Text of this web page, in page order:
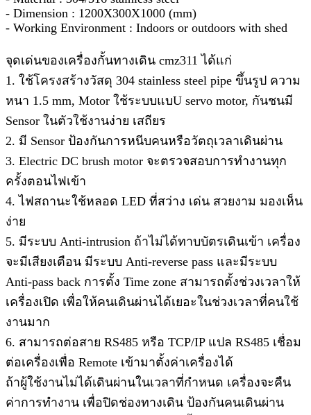
- Dimension : 1200X300X1000 (mm)
- Working Environment : Indoors or outdoors with shed
จุดเด่นของเครื่องกั้นทางเดิน cmz311 ได้แก่
1. ใช้โครงสร้างวัสดุ 304 stainless steel pipe ขึ้นรูป ความ
หนา 1.5 mm, Motor ใช้ระบบแบU servo motor, กันชนมี
Sensor ในตัวใช้งานง่าย เสถียร
2. มี Sensor ป้องกันการหนีบคนหรือวัตถุเวลาเดินผ่าน
3. Electric DC brush motor จะตรวจสอบการทำงานทุก
ครั้งตอนไฟเข้า
4. ไฟสถานะใช้หลอด LED ที่สว่าง เด่น สวยงาม มองเห็น
ง่าย
5. มีระบบ Anti-intrusion ถ้าไม่ได้ทาบบัตรเดินเข้า เครื่อง
จะมีเสียงเตือน มีระบบ Anti-reverse pass และมีระบบ
Anti-pass back การตั้ง Time zone สามารถตั้งช่วงเวลาให้
เครื่องเปิด เพื่อให้คนเดินผ่านได้เยอะในช่วงเวลาที่คนใช้
งานมาก
6. สามารถต่อสาย RS485 หรือ TCP/IP แปล RS485 เชื่อม
ต่อเครื่องเพื่อ Remote เข้ามาตั้งค่าเครื่องได้
ถ้าผู้ใช้งานไม่ได้เดินผ่านในเวลาที่กำหนด เครื่องจะคืน
ค่าการทำงาน เพื่อปิดช่องทางเดิน ป้องกันคนเดินผ่าน